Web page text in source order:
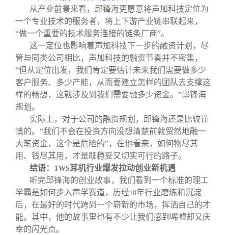
从产业前景来看，邱锋海更愿意将声加科技定位为
一个专业技术的服务者，将上下游产业链串联起来，
“做一个重要的技术服务连接的链条厂商”。
这一定位也影响着声加科技下一步的融资计划，尽
管与同类公司相比，声加科技的融资节奏并不密集，
“但从定位出发，我们肯定要估计未来我们需要做多少
客户服务、多少产能，从而要建立怎样的团队去支撑这
样的畅想，这就涉及到我们需要融多少资金。”邱锋海
规划。
实际上，对于公司的融资规划，邱锋海还是比较谨
慎的。“我们不会在投资方向没想清楚前就贸然地融一
大笔资金，这个是危险的”，在他看来，如何物尽其
用、钱尽其用，才是既稳妥又切实可行的路子。
结语： TWS耳机行业爆发拉动创业新机遇
听完邱锋海的创业故事，我们看到一个标准的理工
学霸是如何步入声学赛道，历经10年行业磨练和沉淀
后，在最好的时代跨到一个崭新的市场，挥洒自己的才
能。其中，他的故事里也有不少让我们感到唏嘘却又庆
幸的闪光点。